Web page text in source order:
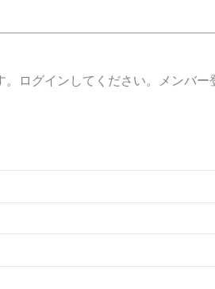
ログインしてください。メンバー